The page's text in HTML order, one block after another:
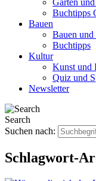
Garten
Buchtipps
Bauen
Bauen
Buchtipps
Kultur
Kunst und
Quiz und
Newsletter
Search
Suchen nach:
Schlagwort-